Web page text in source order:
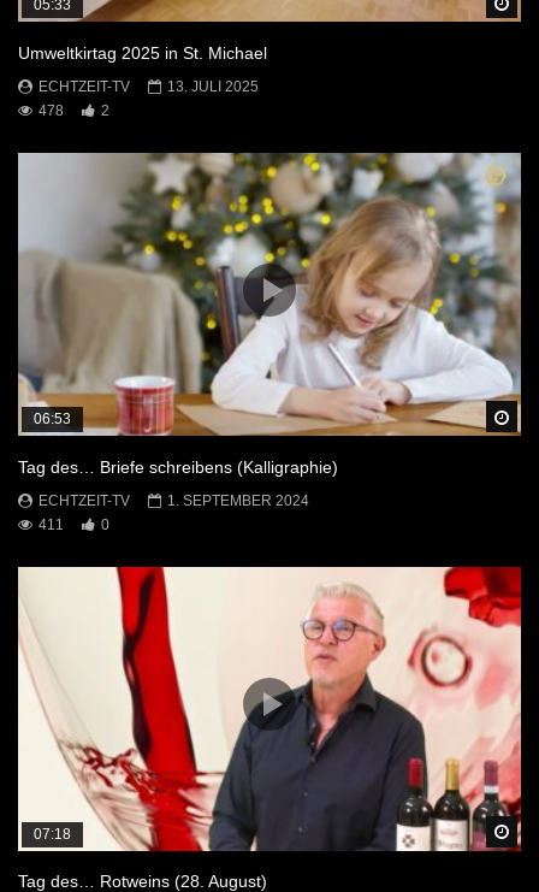
05:33
Umweltkirtag 2025 in St. Michael
ECHTZEIT-TV
13. JULI 2025
478
2
06:53
Tag des… Briefe schreibens (Kalligraphie)
ECHTZEIT-TV
1. SEPTEMBER 2024
411
0
07:18
Tag des… Rotweins (28. August)